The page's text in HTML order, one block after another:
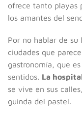
ofrece tanto playas
los amantes del
Por no hablar de
ciudades que
gastronomía, que
sentidos. La
se vive en sus
guinda del pastel.